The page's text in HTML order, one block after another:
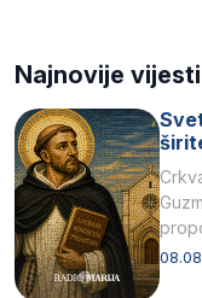
Najnovije vijesti